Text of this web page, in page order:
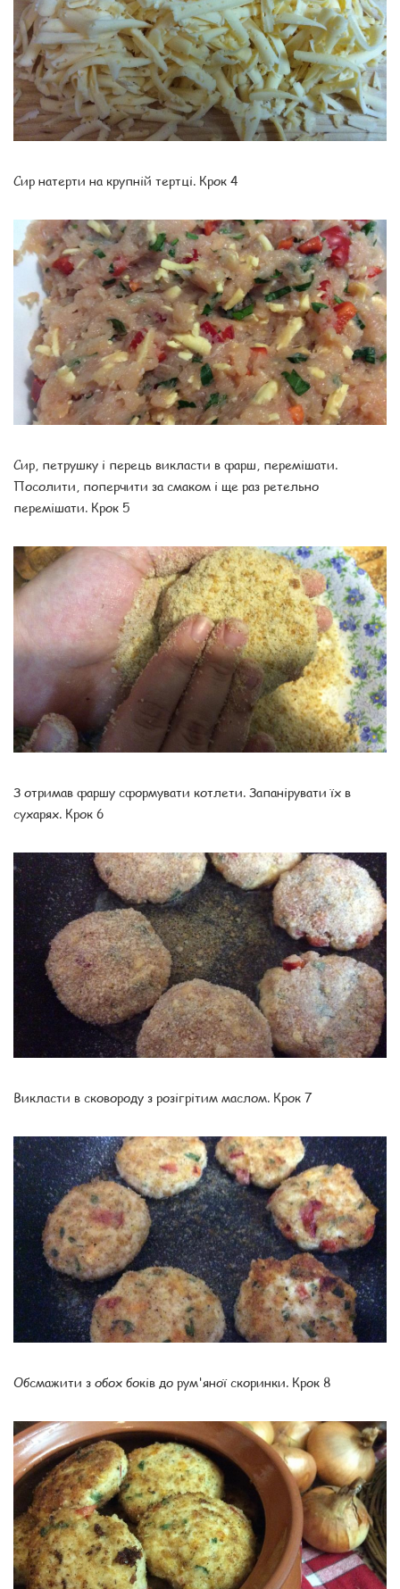
Сир натерти на крупній тертці. Крок 4
Сир, петрушку і перець викласти в фарш, перемішати.
Посолити, поперчити за смаком і ще раз ретельно
перемішати. Крок 5
З отримав фаршу сформувати котлети. Запанірувати їх в
сухарях. Крок 6
Викласти в сковороду з розігрітим маслом. Крок 7
Обсмажити з обох боків до рум'яної скоринки. Крок 8